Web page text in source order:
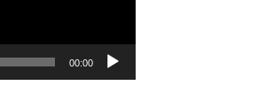
00:00